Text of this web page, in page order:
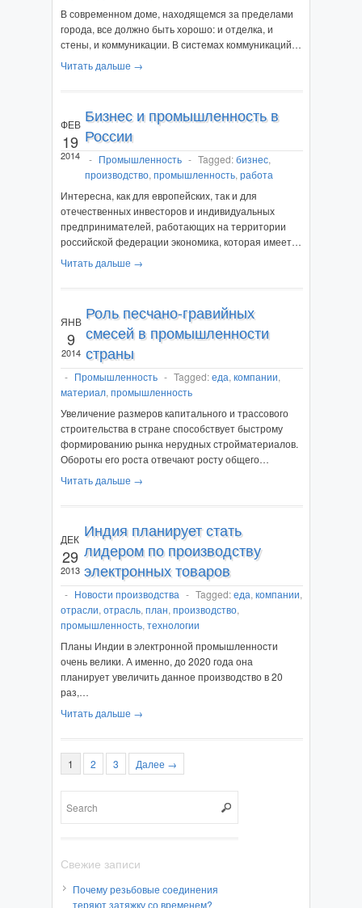
В современном доме, находящемся за пределами
города, все должно быть хорошо: и отделка, и
стены, и коммуникации. В системах коммуникаций…
Читать дальше →
ФЕВ
19
2014
Бизнес и промышленность в
России
- Промышленность - Tagged:бизнес,
производство, промышленность, работа
Интересна, как для европейских, так и для
отечественных инвесторов и индивидуальных
предпринимателей, работающих на территории
российской федерации экономика, которая имеет…
Читать дальше →
ЯНВ
9
2014
Роль песчано-гравийных
смесей в промышленности
страны
- Промышленность - Tagged:еда, компании,
материал, промышленность
Увеличение размеров капитального и трассового
строительства в стране способствует быстрому
формированию рынка нерудных стройматериалов.
Обороты его роста отвечают росту общего…
Читать дальше →
ДЕК
29
2013
Индия планирует стать
лидером по производству
электронных товаров
- Новости производства - Tagged:еда, компании,
отрасли, отрасль, план, производство,
промышленность, технологии
Планы Индии в электронной промышленности
очень велики. А именно, до 2020 года она
планирует увеличить данное производство в 20
раз,…
Читать дальше →
1 2 3 Далее →
Свежие записи
Почему резьбовые соединения
теряют затяжку со временем?